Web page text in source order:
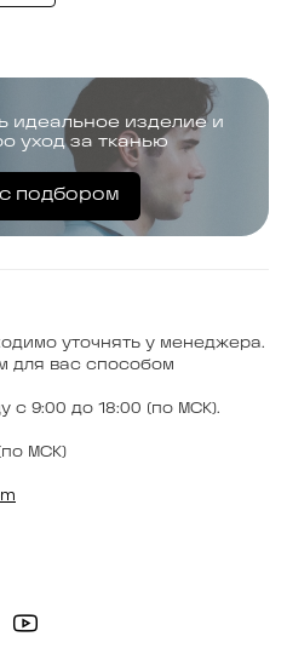
идеальное изделие и
уход за тканью
подбором
уточнять у менеджера.
для вас способом
с 9:00 до 18:00 (по МСК).
МСК)